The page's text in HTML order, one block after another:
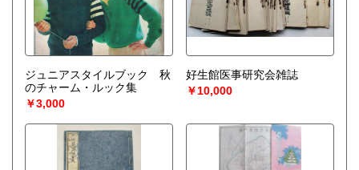
ジュニアスタイルブック 秋
のチャーム・ルック集
￥3,000
好生館医事研究会雑誌
￥10,000